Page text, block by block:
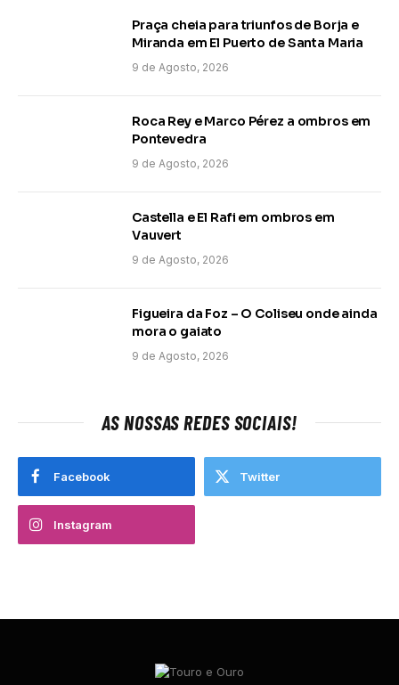
Praça cheia para triunfos de Borja e
Miranda em El Puerto de Santa Maria
9 de Agosto, 2026
Roca Rey e Marco Pérez a ombros em
Pontevedra
9 de Agosto, 2026
Castella e El Rafi em ombros em
Vauvert
9 de Agosto, 2026
Figueira da Foz – O Coliseu onde ainda
mora o gaiato
9 de Agosto, 2026
AS NOSSAS REDES SOCIAIS!
Facebook Twitter
Instagram